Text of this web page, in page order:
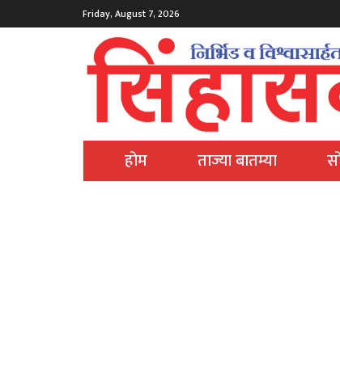
Friday, August 7, 2026
होम ताज्या बातम्या